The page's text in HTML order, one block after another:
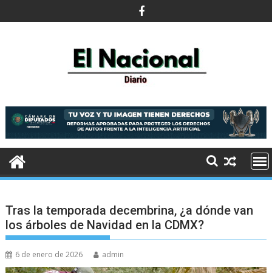
al
Tras la temporada decembrina, ¿a dónde van
los árboles de Navidad en la CDMX?
6 de enero de 2026 admin